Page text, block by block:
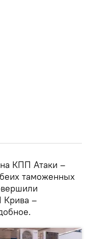
КПП Атаки –
таможенных
Крива –